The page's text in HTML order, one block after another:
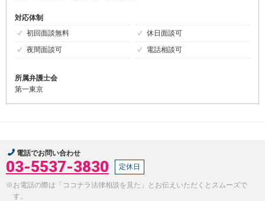
対応体制
初回面談無料
休日面談可
夜間面談可
電話相談可
所属弁護士会
第一東京
電話でお問い合わせ
03-5537-3830 定休日
※お電話の際は「ココナラ法律相談を見た」とお伝えいただくとスムーズで
す。